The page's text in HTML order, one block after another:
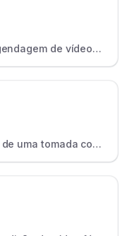
de vídeo
legendas, títulos e
uma tomada com
que corta